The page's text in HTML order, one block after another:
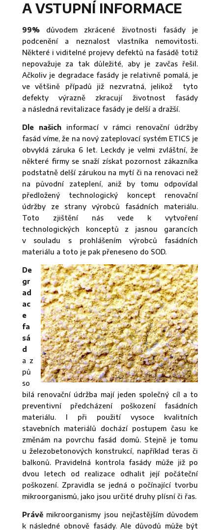
A VSTUPNÍ INFORMACE
99% důvodem zkrácené životnosti fasády je
podcenění a neznalost vlastníka nemovitosti.
Některé i viditelné projevy defektů na fasádě totiž
nepovažuje za tak důležité, aby je zavčas řešil.
Ačkoliv je degradace fasády je relativně pomalá, je
ve většině případů již nezvratná, jelikož tyto
defekty výrazně zkracují životnost fasády
a následná revitalizace fasády je delší a dražší.
Dle našichinformací v rámci renovační údržby
fasád víme, že na nový zateplovací systém ETICS je
obvyklá záruka 6 let. Leckdy je velmi zvláštní, že
některé firmy se snaží získat pozornost zákazníka
podstatně delší zárukou na mytí či na renovaci než
na původní zateplení, aniž by tomu odpovídal
předložený technologický koncept renovační
údržby ze strany výrobců fasádních materiálu.
Toto zjištění nás vede k vytvoření
technologických konceptů z jasnou garancích
v souladu s prohlášením výrobců fasádních
materiálu a toto je pak přeneseno do SOD.
De
gr
ad
ac
e
fa
sá
d
a z
pů
so
bilá renovační údržba mají jeden společný cíl a to
preventivní předcházení poškození fasádních
materiálu. I při použití vysoce kvalitních
stavebních materiálů dochází postupem času ke
změnám na povrchu fasád domů. Stejně je tomu
u železobetonových konstrukcí, například teras či
balkonů. Pravidelná kontrola fasády může již po
dvou letech od realizace odhalit její počáteční
poškození. Zpravidla se jedná o počínající tvorbu
mikroorganismů, jako jsou určité druhy plísní či řas.
Právěmikroorganismy jsou nejčastějším důvodem
k následné obnově fasády. Ale důvodů může být